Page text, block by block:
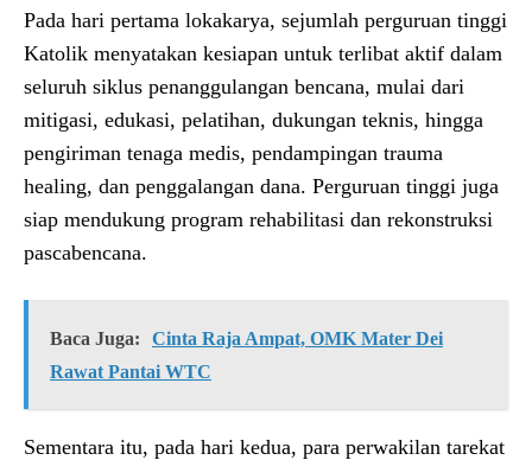
Pada hari pertama lokakarya, sejumlah perguruan tinggi
Katolik menyatakan kesiapan untuk terlibat aktif dalam
seluruh siklus penanggulangan bencana, mulai dari
mitigasi, edukasi, pelatihan, dukungan teknis, hingga
pengiriman tenaga medis, pendampingan trauma
healing, dan penggalangan dana. Perguruan tinggi juga
siap mendukung program rehabilitasi dan rekonstruksi
pascabencana.
Baca Juga:
Cinta Raja Ampat, OMK Mater Dei
Rawat Pantai WTC
Sementara itu, pada hari kedua, para perwakilan tarekat